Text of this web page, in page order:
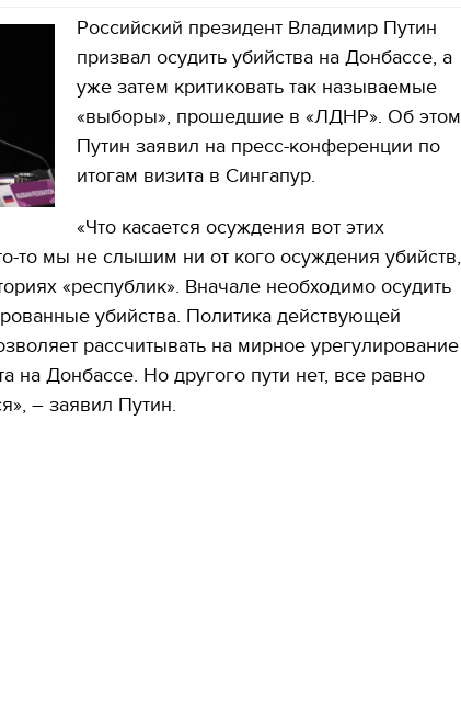
Российский президент Владимир Путин
призвал осудить убийства на Донбассе, а
уже затем критиковать так называемые
«выборы», прошедшие в «ЛДНР». Об этом
Путин заявил на пресс-конференции по
итогам визита в Сингапур.
«Что касается осуждения вот этих
то мы не слышим ни от кого осуждения убийств,
«республик». Вначале необходимо осудить
убийства. Политика действующей
рассчитывать на мирное урегулирование
на Донбассе. Но другого пути нет, все равно
– заявил Путин.